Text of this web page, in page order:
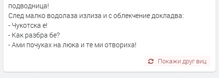
подводница!
След малко водолаза излиза и с облекчение докладва:
- Чукотска е!
- Как разбра бе?
- Ами почуках на люка и те ми отвориха!
Покажи друг виц